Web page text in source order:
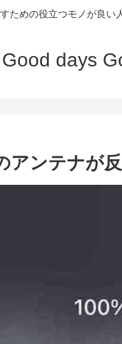
ための役立つモノが良い
Good days
アンテナが